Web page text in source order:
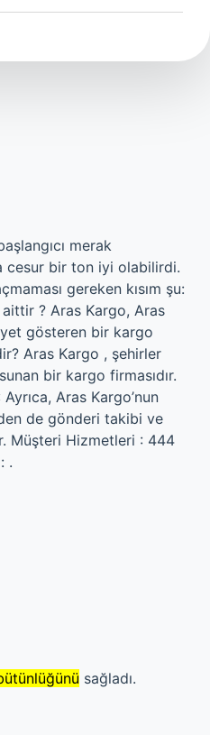
merak
cesur bir ton iyi olabilirdi.
gereken kısım şu:
? Aras Kargo, Aras
gösteren bir kargo
Aras Kargo , şehirler
bir kargo firmasıdır.
Aras Kargo’nun
de gönderi takibi ve
Müşteri Hizmetleri : 444
.
sağladı.